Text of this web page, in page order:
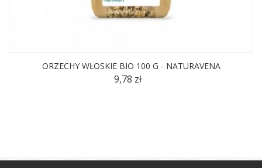
ORZECHY WŁOSKIE BIO 100 G - NATURAVENA
9,78 zł